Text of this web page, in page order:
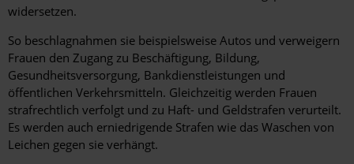
widersetzen.
So beschlagnahmen sie beispielsweise Autos und verweigern
Frauen den Zugang zu Beschäftigung, Bildung,
Gesundheitsversorgung, Bankdienstleistungen und
öffentlichen Verkehrsmitteln. Gleichzeitig werden Frauen
strafrechtlich verfolgt und zu Haft- und Geldstrafen verurteilt.
Es werden auch erniedrigende Strafen wie das Waschen von
Leichen gegen sie verhängt.